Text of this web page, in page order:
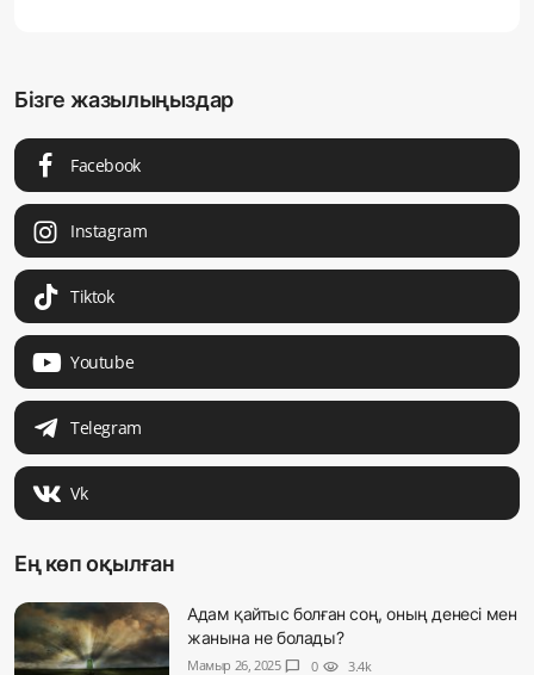
Бізге жазылыңыздар
Facebook
Instagram
Tiktok
Youtube
Telegram
Vk
Ең көп оқылған
Адам қайтыс болған соң, оның денесі мен
жанына не болады?
Мамыр 26, 2025 chat_bubble 0 visibility 3.4k